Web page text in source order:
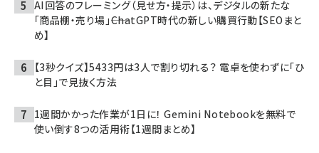
AI回答のフレーミング（見せ方・提示）は、デジタルの新たな
「商品棚・売り場」――ChatGPT時代の新しい購買行動【SEOまと
め】
【3秒クイズ】5433円は3人で割り切れる？ 電卓を使わずに「ひ
と目」で見抜く方法
1週間かかった作業が1日に！ Gemini Notebookを無料で
使い倒す8つの活用術【1週間まとめ】